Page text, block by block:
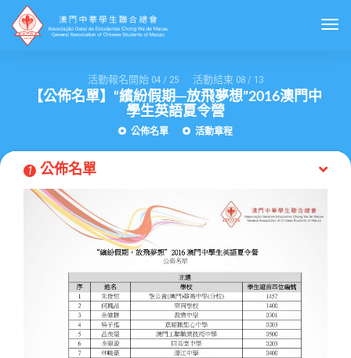
活動報名開始 04 / 25 活動結束 08 / 13
【公佈名單】“繽紛假期─放飛夢想”2016澳門中
學生英語夏令營
公佈名單 活動章程
1 公佈名單